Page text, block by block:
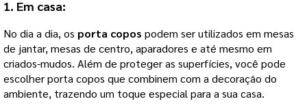
1. Em casa:
No dia a dia, os porta copos podem ser utilizados em mesas
de jantar, mesas de centro, aparadores e até mesmo em
criados-mudos. Além de proteger as superfícies, você pode
escolher porta copos que combinem com a decoração do
ambiente, trazendo um toque especial para a sua casa.